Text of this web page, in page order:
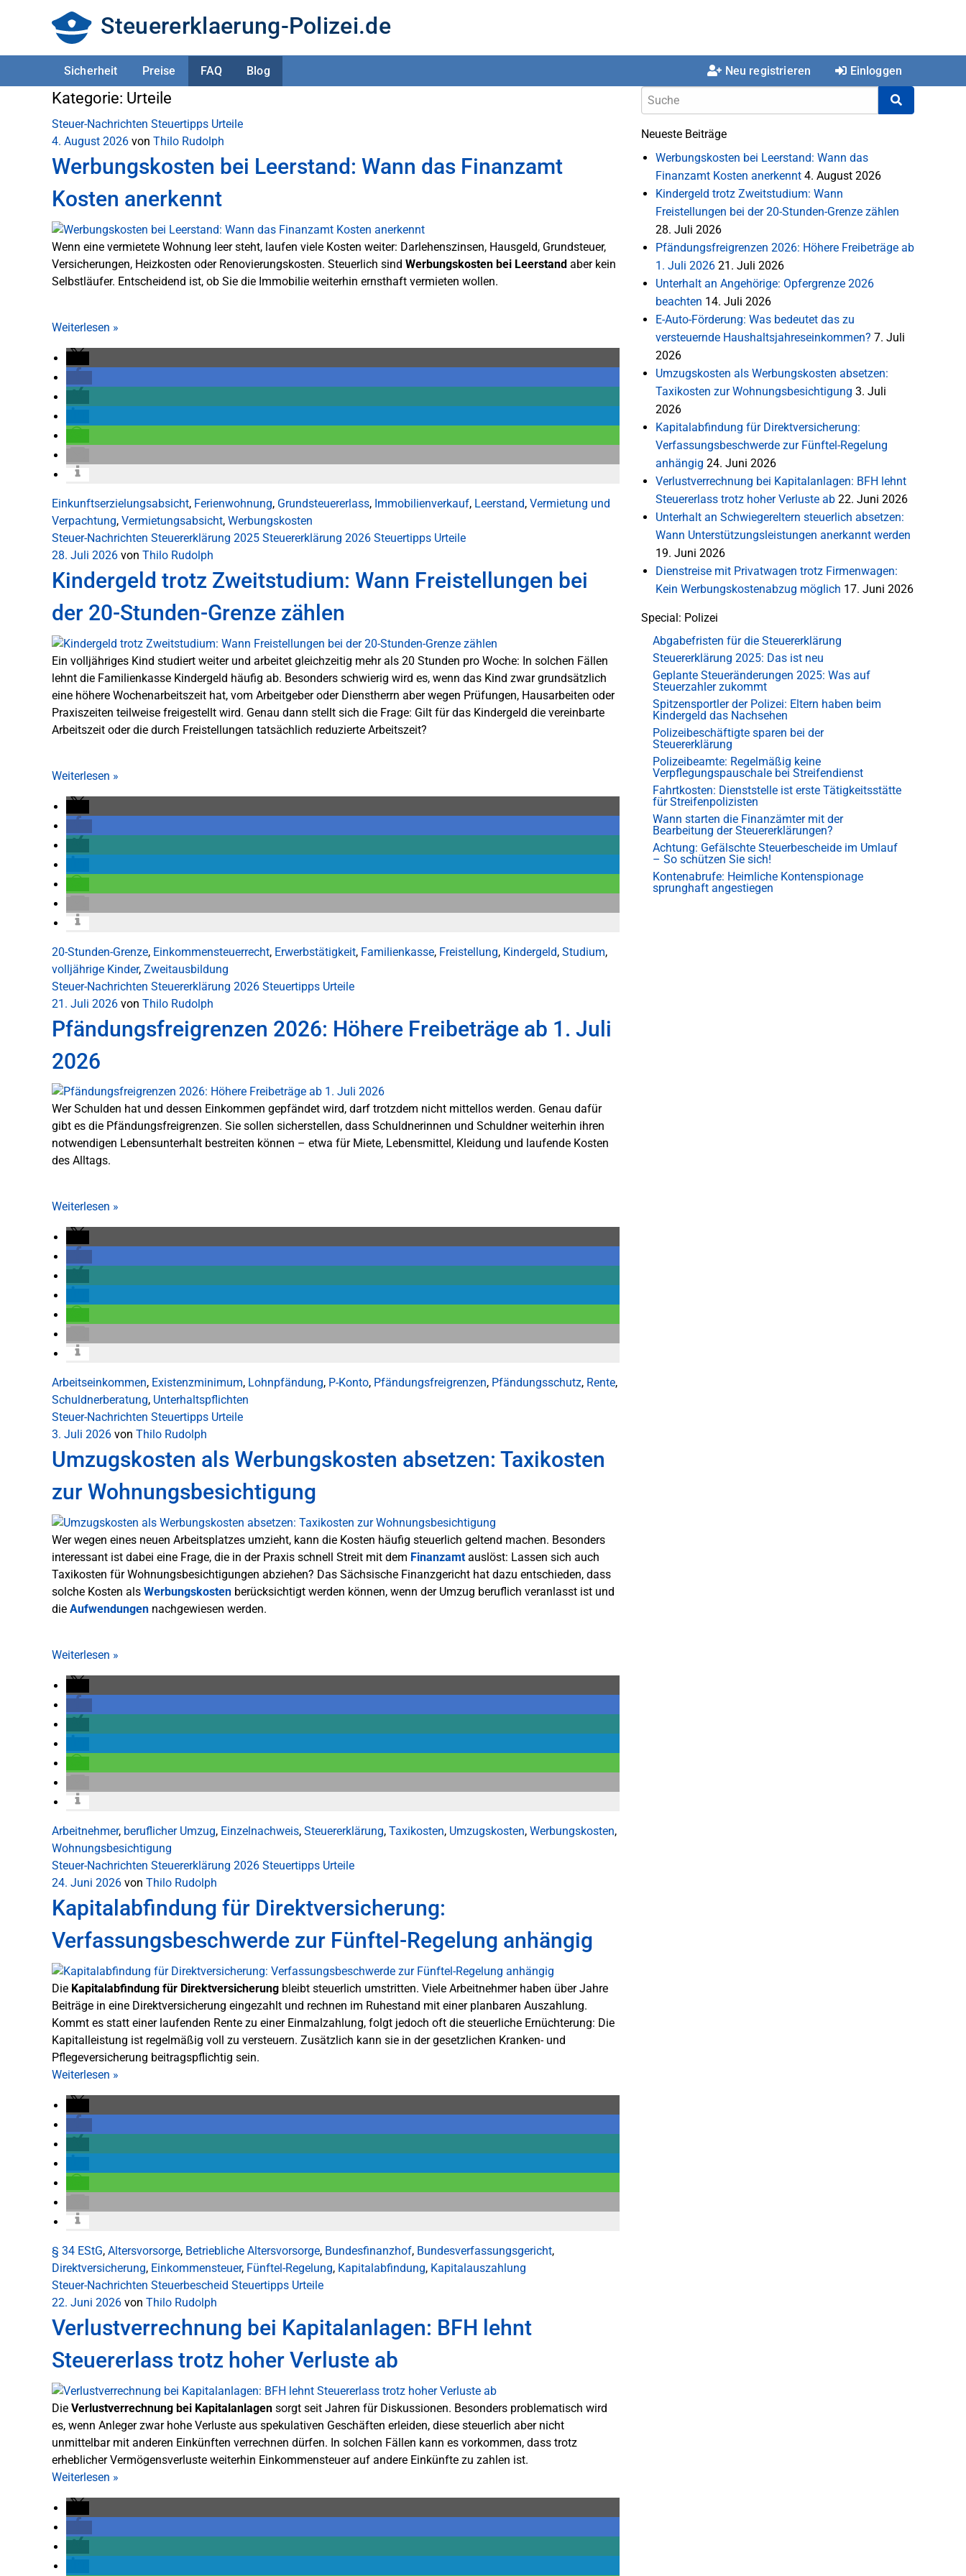
Steuererklaerung-Polizei.de
Sicherheit Preise FAQ Blog Neu registrieren Einloggen
Kategorie: Urteile
Steuer-Nachrichten Steuertipps Urteile
4. August 2026 von Thilo Rudolph
Werbungskosten bei Leerstand: Wann das Finanzamt
Kosten anerkennt
Wenn eine vermietete Wohnung leer steht, laufen viele Kosten weiter: Darlehenszinsen, Hausgeld, Grundsteuer,
Versicherungen, Heizkosten oder Renovierungskosten. Steuerlich sind Werbungskosten bei Leerstand aber kein
Selbstläufer. Entscheidend ist, ob Sie die Immobilie weiterhin ernsthaft vermieten wollen.
Weiterlesen »
Einkunftserzielungsabsicht, Ferienwohnung, Grundsteuererlass, Immobilienverkauf, Leerstand, Vermietung und
Verpachtung, Vermietungsabsicht, Werbungskosten
Steuer-Nachrichten Steuererklärung 2025 Steuererklärung 2026 Steuertipps Urteile
28. Juli 2026 von Thilo Rudolph
Kindergeld trotz Zweitstudium: Wann Freistellungen bei
der 20-Stunden-Grenze zählen
Ein volljähriges Kind studiert weiter und arbeitet gleichzeitig mehr als 20 Stunden pro Woche: In solchen Fällen
lehnt die Familienkasse Kindergeld häufig ab. Besonders schwierig wird es, wenn das Kind zwar grundsätzlich
eine höhere Wochenarbeitszeit hat, vom Arbeitgeber oder Dienstherrn aber wegen Prüfungen, Hausarbeiten oder
Praxiszeiten teilweise freigestellt wird. Genau dann stellt sich die Frage: Gilt für das Kindergeld die vereinbarte
Arbeitszeit oder die durch Freistellungen tatsächlich reduzierte Arbeitszeit?
Weiterlesen »
20-Stunden-Grenze, Einkommensteuerrecht, Erwerbstätigkeit, Familienkasse, Freistellung, Kindergeld, Studium,
volljährige Kinder, Zweitausbildung
Steuer-Nachrichten Steuererklärung 2026 Steuertipps Urteile
21. Juli 2026 von Thilo Rudolph
Pfändungsfreigrenzen 2026: Höhere Freibeträge ab 1. Juli
2026
Wer Schulden hat und dessen Einkommen gepfändet wird, darf trotzdem nicht mittellos werden. Genau dafür
gibt es die Pfändungsfreigrenzen. Sie sollen sicherstellen, dass Schuldnerinnen und Schuldner weiterhin ihren
notwendigen Lebensunterhalt bestreiten können – etwa für Miete, Lebensmittel, Kleidung und laufende Kosten
des Alltags.
Weiterlesen »
Arbeitseinkommen, Existenzminimum, Lohnpfändung, P-Konto, Pfändungsfreigrenzen, Pfändungsschutz, Rente,
Schuldnerberatung, Unterhaltspflichten
Steuer-Nachrichten Steuertipps Urteile
3. Juli 2026 von Thilo Rudolph
Umzugskosten als Werbungskosten absetzen: Taxikosten
zur Wohnungsbesichtigung
Wer wegen eines neuen Arbeitsplatzes umzieht, kann die Kosten häufig steuerlich geltend machen. Besonders
interessant ist dabei eine Frage, die in der Praxis schnell Streit mit dem Finanzamtauslöst: Lassen sich auch
Taxikosten für Wohnungsbesichtigungen abziehen? Das Sächsische Finanzgericht hat dazu entschieden, dass
solche Kosten als Werbungskosten berücksichtigt werden können, wenn der Umzug beruflich veranlasst ist und
die Aufwendungen nachgewiesen werden.
Weiterlesen »
Arbeitnehmer, beruflicher Umzug, Einzelnachweis, Steuererklärung, Taxikosten, Umzugskosten, Werbungskosten,
Wohnungsbesichtigung
Steuer-Nachrichten Steuererklärung 2026 Steuertipps Urteile
24. Juni 2026 von Thilo Rudolph
Kapitalabfindung für Direktversicherung:
Verfassungsbeschwerde zur Fünftel-Regelung anhängig
Die Kapitalabfindung für Direktversicherung bleibt steuerlich umstritten. Viele Arbeitnehmer haben über Jahre
Beiträge in eine Direktversicherung eingezahlt und rechnen im Ruhestand mit einer planbaren Auszahlung.
Kommt es statt einer laufenden Rente zu einer Einmalzahlung, folgt jedoch oft die steuerliche Ernüchterung: Die
Kapitalleistung ist regelmäßig voll zu versteuern. Zusätzlich kann sie in der gesetzlichen Kranken- und
Pflegeversicherung beitragspflichtig sein.
Weiterlesen »
§ 34 EStG, Altersvorsorge, Betriebliche Altersvorsorge, Bundesfinanzhof, Bundesverfassungsgericht,
Direktversicherung, Einkommensteuer, Fünftel-Regelung, Kapitalabfindung, Kapitalauszahlung
Steuer-Nachrichten Steuerbescheid Steuertipps Urteile
22. Juni 2026 von Thilo Rudolph
Verlustverrechnung bei Kapitalanlagen: BFH lehnt
Steuererlass trotz hoher Verluste ab
Die Verlustverrechnung bei Kapitalanlagen sorgt seit Jahren für Diskussionen. Besonders problematisch wird
es, wenn Anleger zwar hohe Verluste aus spekulativen Geschäften erleiden, diese steuerlich aber nicht
unmittelbar mit anderen Einkünften verrechnen dürfen. In solchen Fällen kann es vorkommen, dass trotz
erheblicher Vermögensverluste weiterhin Einkommensteuer auf andere Einkünfte zu zahlen ist.
Weiterlesen »
Neueste Beiträge
Werbungskosten bei Leerstand: Wann das
Finanzamt Kosten anerkennt 4. August 2026
Kindergeld trotz Zweitstudium: Wann
Freistellungen bei der 20-Stunden-Grenze zählen
28. Juli 2026
Pfändungsfreigrenzen 2026: Höhere Freibeträge ab
1. Juli 2026 21. Juli 2026
Unterhalt an Angehörige: Opfergrenze 2026
beachten 14. Juli 2026
E-Auto-Förderung: Was bedeutet das zu
versteuernde Haushaltsjahreseinkommen? 7. Juli
2026
Umzugskosten als Werbungskosten absetzen:
Taxikosten zur Wohnungsbesichtigung 3. Juli
2026
Kapitalabfindung für Direktversicherung:
Verfassungsbeschwerde zur Fünftel-Regelung
anhängig 24. Juni 2026
Verlustverrechnung bei Kapitalanlagen: BFH lehnt
Steuererlass trotz hoher Verluste ab 22. Juni 2026
Unterhalt an Schwiegereltern steuerlich absetzen:
Wann Unterstützungsleistungen anerkannt werden
19. Juni 2026
Dienstreise mit Privatwagen trotz Firmenwagen:
Kein Werbungskostenabzug möglich 17. Juni 2026
Special: Polizei
Abgabefristen für die Steuererklärung
Steuererklärung 2025: Das ist neu
Geplante Steueränderungen 2025: Was auf
Steuerzahler zukommt
Spitzensportler der Polizei: Eltern haben beim
Kindergeld das Nachsehen
Polizeibeschäftigte sparen bei der
Steuererklärung
Polizeibeamte: Regelmäßig keine
Verpflegungspauschale bei Streifendienst
Fahrtkosten: Dienststelle ist erste Tätigkeitsstätte
für Streifenpolizisten
Wann starten die Finanzämter mit der
Bearbeitung der Steuererklärungen?
Achtung: Gefälschte Steuerbescheide im Umlauf
– So schützen Sie sich!
Kontenabrufe: Heimliche Kontenspionage
sprunghaft angestiegen